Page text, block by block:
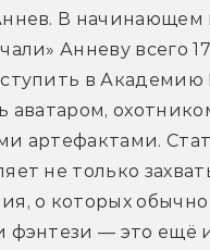
В начинающем
Анневу всего
в Академию
аватаром,
артефактами.
не только
о которых
фэнтези — это ещё